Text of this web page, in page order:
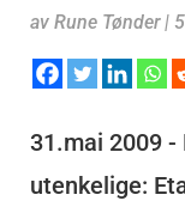
av Rune Tønder|
31.mai 2009 -
utenkelige: